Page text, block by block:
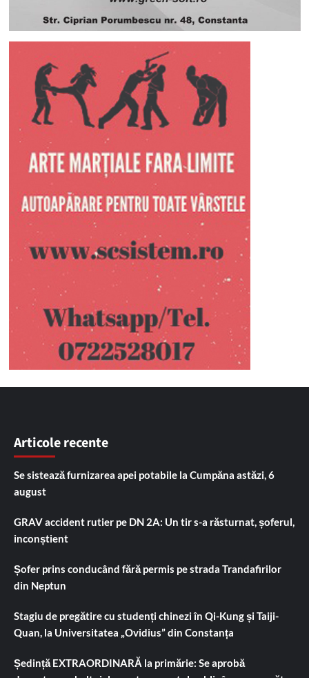
Articole recente
Se sistează furnizarea apei potabile la Cumpăna astăzi, 6
august
GRAV accident rutier pe DN 2A: Un tir s-a răsturnat, șoferul,
inconștient
Șofer prins conducând fără permis pe strada Trandafirilor
din Neptun
Stagiu de pregătire cu studenți chinezi în Qi-Kung și Taiji-
Quan, la Universitatea „Ovidius” din Constanța
Ședință EXTRAORDINARĂ la primărie: Se aprobă